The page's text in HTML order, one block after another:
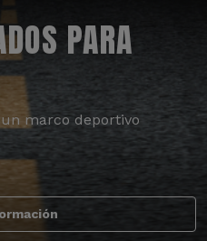
PARA
marco deportivo